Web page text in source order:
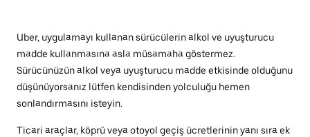
Uber, uygulamayı kullanan sürücülerin alkol ve uyuşturucu
madde kullanmasına asla müsamaha göstermez.
Sürücünüzün alkol veya uyuşturucu madde etkisinde olduğunu
düşünüyorsanız lütfen kendisinden yolculuğu hemen
sonlandırmasını isteyin.
Ticari araçlar, köprü veya otoyol geçiş ücretlerinin yanı sıra ek